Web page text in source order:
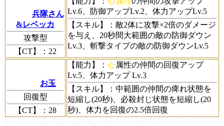
兵隊さん
&レベッカ
攻撃型
【CT】
：22
Lv.6、防御アップLv.2、体力アップLv.5
【スキル】
：敵2体に攻撃×2倍のダメージ
を与え、20秒間大範囲の敵の防御ダウン
Lv.3、斬撃タイプの敵の防御ダウンLv.5
お玉
回復型
【CT】
：28
【能力】 ： 心属性の仲間の回復アップ
Lv.5、体力アップ Lv.3
【スキル】
：中範囲の仲間の痺れ状態を
短縮し(20秒)、必殺封じ状態を短縮し(20
秒)、体力を回復の2.5倍回復